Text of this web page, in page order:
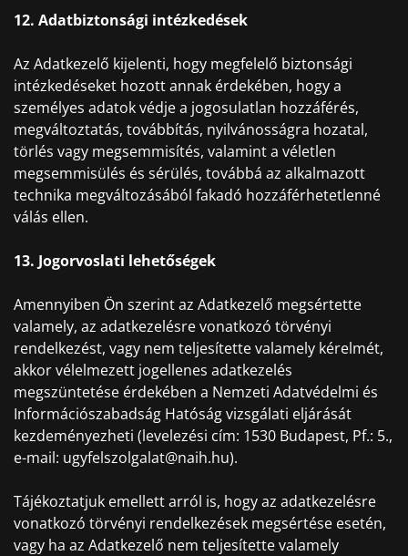
12. Adatbiztonsági intézkedések
Az Adatkezelő kijelenti, hogy megfelelő biztonsági
intézkedéseket hozott annak érdekében, hogy a
személyes adatok védje a jogosulatlan hozzáférés,
megváltoztatás, továbbítás, nyilvánosságra hozatal,
törlés vagy megsemmisítés, valamint a véletlen
megsemmisülés és sérülés, továbbá az alkalmazott
technika megváltozásából fakadó hozzáférhetetlenné
válás ellen.
13. Jogorvoslati lehetőségek
Amennyiben Ön szerint az Adatkezelő megsértette
valamely, az adatkezelésre vonatkozó törvényi
rendelkezést, vagy nem teljesítette valamely kérelmét,
akkor vélelmezett jogellenes adatkezelés
megszüntetése érdekében a Nemzeti Adatvédelmi és
Információszabadság Hatóság vizsgálati eljárását
kezdeményezheti (levelezési cím: 1530 Budapest, Pf.: 5.,
e-mail: ugyfelszolgalat@naih.hu).
Tájékoztatjuk emellett arról is, hogy az adatkezelésre
vonatkozó törvényi rendelkezések megsértése esetén,
vagy ha az Adatkezelő nem teljesítette valamely